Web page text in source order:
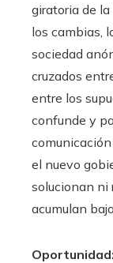
giratoria de
los cambias,
sociedad
cruzados
entre los
confunde y
el nuevo
solucionan ni
acumulan
Oportunidad: